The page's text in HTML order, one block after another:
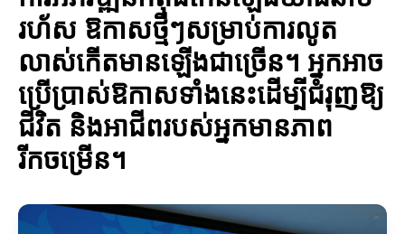
រហ័ស ឱកាសថ្មីៗសម្រាប់ការលូត
លាស់កើតមានឡើងជាច្រើន។ អ្នកអាច
ប្រើប្រាស់ឱកាសទាំងនេះដើម្បីជំរុញឱ្យ
ជីវិត និងអាជីពរបស់អ្នកមានភាព
រីកចម្រើន។